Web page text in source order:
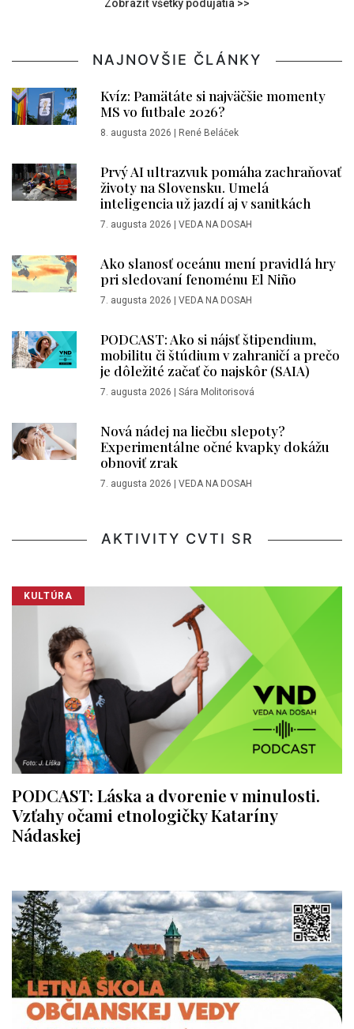
Zobraziť všetky podujatia >>
NAJNOVŠIE ČLÁNKY
Kvíz: Pamätáte si najväčšie momenty
MS vo futbale 2026?
8. augusta 2026 René Beláček
Prvý AI ultrazvuk pomáha zachraňovať
životy na Slovensku. Umelá
inteligencia už jazdí aj v sanitkách
7. augusta 2026 VEDA NA DOSAH
Ako slanosť oceánu mení pravidlá hry
pri sledovaní fenoménu El Niño
7. augusta 2026 VEDA NA DOSAH
PODCAST: Ako si nájsť štipendium,
mobilitu či štúdium v zahraničí a prečo
je dôležité začať čo najskôr (SAIA)
7. augusta 2026 Sára Molitorisová
Nová nádej na liečbu slepoty?
Experimentálne očné kvapky dokážu
obnoviť zrak
7. augusta 2026 VEDA NA DOSAH
AKTIVITY CVTI SR
KULTÚRA
PODCAST: Láska a dvorenie v minulosti.
Vzťahy očami etnologičky Kataríny
Nádaskej